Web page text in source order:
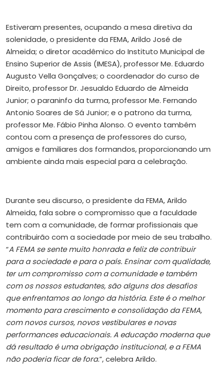
Estiveram presentes, ocupando a mesa diretiva da
solenidade, o presidente da FEMA, Arildo José de
Almeida; o diretor acadêmico do Instituto Municipal de
Ensino Superior de Assis (IMESA),professor Me. Eduardo
Augusto Vella Gonçalves; o coordenador do curso de
Direito, professor Dr. Jesualdo Eduardo de Almeida
Junior; o paraninfo da turma, professor Me. Fernando
Antonio Soares de Sá Junior; e o patrono da turma,
professor Me. Fábio Pinha Alonso. O evento também
contou com a presença de professores do curso,
amigos e familiares dos formandos, proporcionando um
ambiente ainda mais especial para a celebração.
Durante seu discurso, o presidente da FEMA, Arildo
Almeida, fala sobre o compromisso que a faculdade
tem com a comunidade, de formar profissionais que
contribuirão com a sociedade por meio de seu trabalho.
“A FEMA se sente muito honrada e feliz de contribuir
para a sociedade e para o país. Ensinar com qualidade,
ter um compromisso com a comunidade e também
com os nossos estudantes, são alguns dos desafios
que enfrentamos ao longo da história. Este é o melhor
momento para crescimento e consolidação da FEMA,
com novos cursos, novos vestibulares e novas
performances educacionais. A educação moderna que
dá resultado é uma obrigação institucional, e a FEMA
não poderia ficar de fora.”, celebra Arildo.